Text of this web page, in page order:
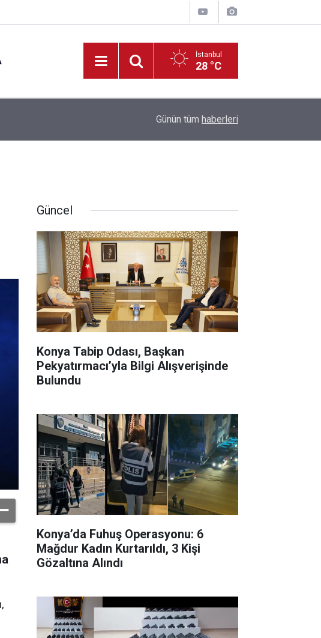
İstanbul
28 °C
Müdür Yiğit’ten, Tadilatı Devam Eden Okullara
Günün tüm haberleri
Güncel
Konya Tabip Odası, Başkan
Pekyatırmacı’yla Bilgi Alışverişinde
Bulundu
Konya’da Fuhuş Operasyonu: 6
Mağdur Kadın Kurtarıldı, 3 Kişi
Gözaltına Alındı